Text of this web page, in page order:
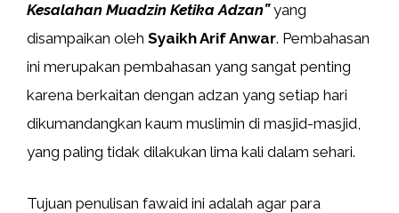
Kesalahan Muadzin Ketika Adzan”yang
disampaikan oleh Syaikh Arif Anwar. Pembahasan
ini merupakan pembahasan yang sangat penting
karena berkaitan dengan adzan yang setiap hari
dikumandangkan kaum muslimin di masjid-masjid,
yang paling tidak dilakukan lima kali dalam sehari.
Tujuan penulisan fawaid ini adalah agar para